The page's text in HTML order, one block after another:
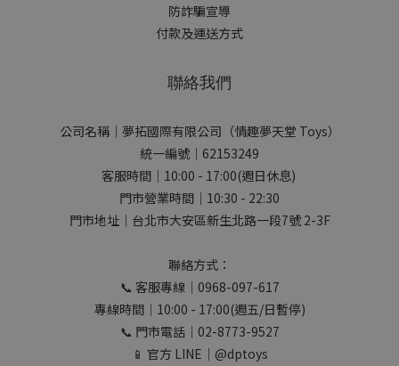
防詐騙宣導
付款及運送方式
聯絡我們
公司名稱｜夢拓國際有限公司（情趣夢天堂 Toys）
統一編號｜62153249
客服時間｜10:00 - 17:00(週日休息)
門市營業時間｜10:30 - 22:30
門市地址｜台北市大安區新生北路一段7號 2-3F
聯絡方式：
📞 客服專線｜0968-097-617
專線時間｜10:00 - 17:00(週五/日暫停)
📞 門市電話｜02-8773-9527
📱 官方 LINE｜@dptoys